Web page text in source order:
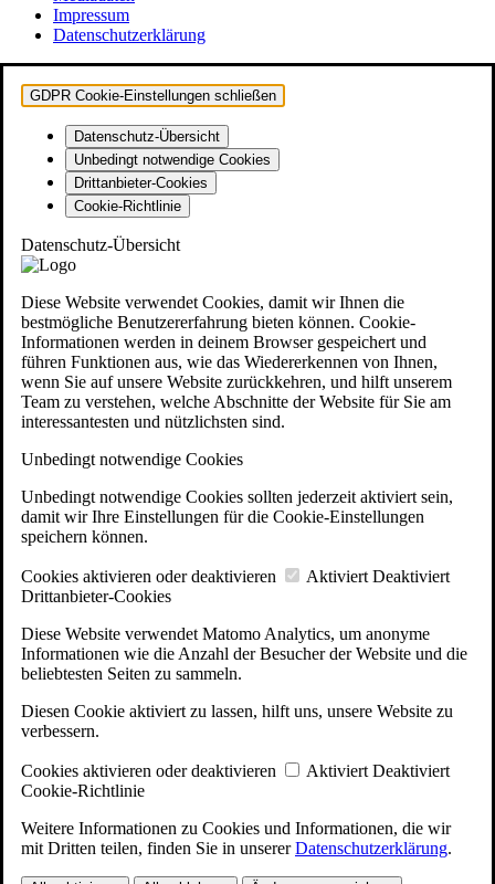
Impressum
Datenschutzerklärung
GDPR Cookie-Einstellungen schließen
Datenschutz-Übersicht
Unbedingt notwendige Cookies
Drittanbieter-Cookies
Cookie-Richtlinie
Datenschutz-Übersicht
Diese Website verwendet Cookies, damit wir Ihnen die
bestmögliche Benutzererfahrung bieten können. Cookie-
Informationen werden in deinem Browser gespeichert und
führen Funktionen aus, wie das Wiedererkennen von Ihnen,
wenn Sie auf unsere Website zurückkehren, und hilft unserem
Team zu verstehen, welche Abschnitte der Website für Sie am
interessantesten und nützlichsten sind.
Unbedingt notwendige Cookies
Unbedingt notwendige Cookies sollten jederzeit aktiviert sein,
damit wir Ihre Einstellungen für die Cookie-Einstellungen
speichern können.
Cookies aktivieren oder deaktivieren Aktiviert Deaktiviert
Drittanbieter-Cookies
Diese Website verwendet Matomo Analytics, um anonyme
Informationen wie die Anzahl der Besucher der Website und die
beliebtesten Seiten zu sammeln.
Diesen Cookie aktiviert zu lassen, hilft uns, unsere Website zu
verbessern.
Cookies aktivieren oder deaktivieren Aktiviert Deaktiviert
Cookie-Richtlinie
Weitere Informationen zu Cookies und Informationen, die wir
mit Dritten teilen, finden Sie in unsererDatenschutzerklärung.